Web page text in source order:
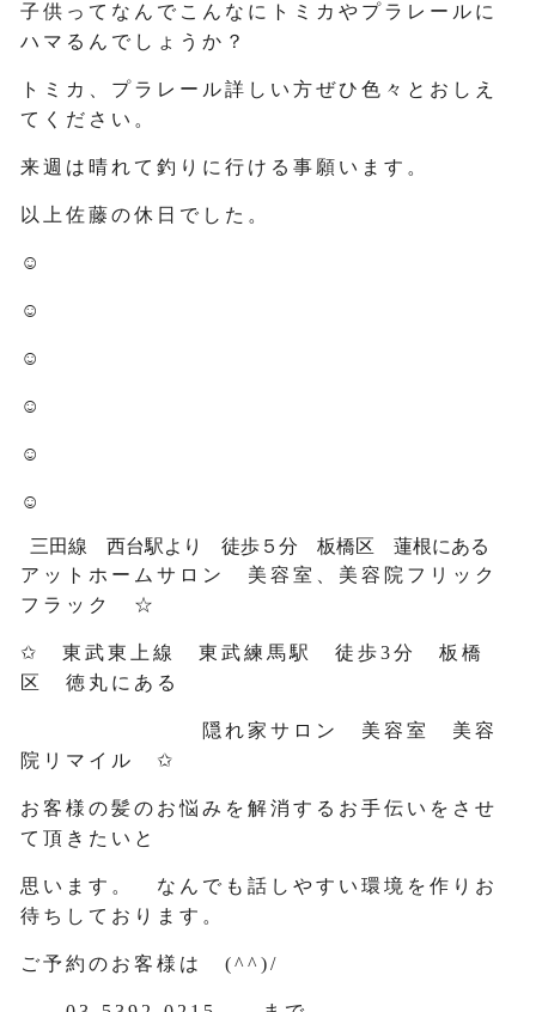
子供ってなんでこんなにトミカやプラレールに
ハマるんでしょうか？
トミカ、プラレール詳しい方ぜひ色々とおしえ
てください。
来週は晴れて釣りに行ける事願います。
以上佐藤の休日でした。
☺
☺
☺
☺
☺
☺
三田線 西台駅より 徒歩５分 板橋区 蓮根にある
アットホームサロン 美容室、美容院フリック
フラック ☆
✩ 東武東上線 東武練馬駅 徒歩3分 板橋
区 徳丸にある
隠れ家サロン 美容室 美容
院リマイル ✩
お客様の髪のお悩みを解消するお手伝いをさせ
て頂きたいと
思います。 なんでも話しやすい環境を作りお
待ちしております。
ご予約のお客様は (^^)/